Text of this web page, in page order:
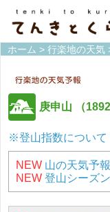
ホーム > 行楽地の天気
庚申山 （
※登山指数について
NEW 山の天気予
NEW 登山シーズ